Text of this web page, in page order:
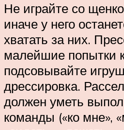
Не играйте со
иначе у него
хватать за них.
малейшие попытки
подсовывайте
дрессировка.
должен уметь
команды («ко мне»,